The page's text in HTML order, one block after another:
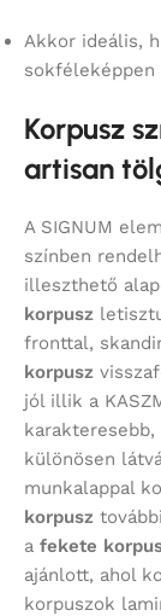
Akkor ideális,
sokféleképpen
Korpusz
artisan
A SIGNUM
színben
illeszthető
korpusz
fronttal,
korpusz
jól illik a
különösen
munkalappal
korpusz
a fekete
ajánlott, ahol
korpuszok